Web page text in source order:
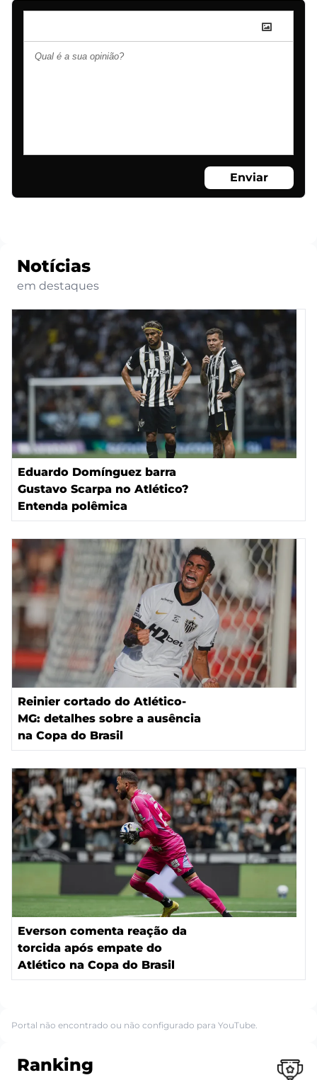
Enviar
Notícias
em destaques
Eduardo Domínguez barra
Gustavo Scarpa no Atlético?
Entenda polêmica
Reinier cortado do Atlético-
MG: detalhes sobre a ausência
na Copa do Brasil
Everson comenta reação da
torcida após empate do
Atlético na Copa do Brasil
Portal não encontrado ou não configurado para YouTube.
Ranking